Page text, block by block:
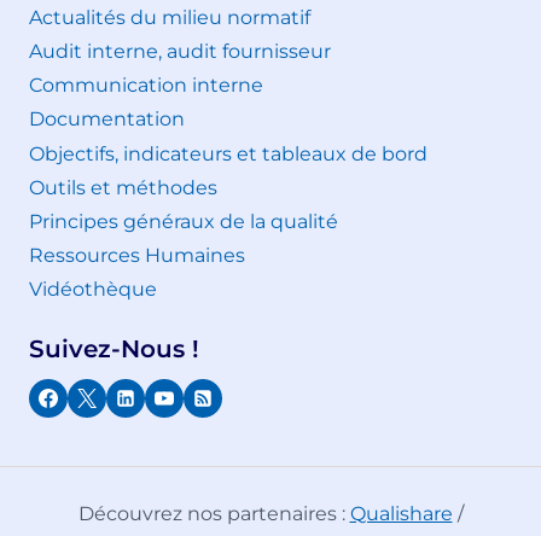
Actualités du milieu normatif
Audit interne, audit fournisseur
Communication interne
Documentation
Objectifs, indicateurs et tableaux de bord
Outils et méthodes
Principes généraux de la qualité
Ressources Humaines
Vidéothèque
Suivez-Nous !
Découvrez nos partenaires : Qualishare /